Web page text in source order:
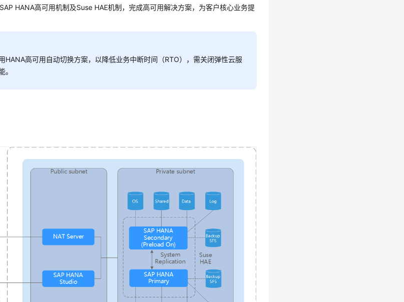
HANA高可用机制及Suse HAE机制，完成高可用解决方案，为客户核心业务提
HANA高可用自动切换方案，以降低业务中断时间（RTO），需关闭弹性云服
。